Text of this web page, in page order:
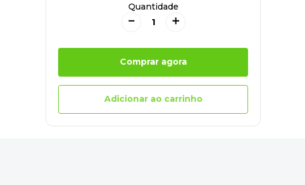
Quantidade
＋
－
Comprar agora
Adicionar ao carrinho